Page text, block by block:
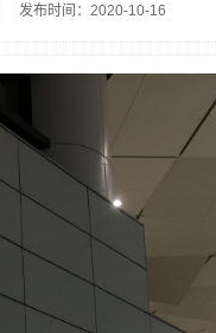
发布时间：2020-10-16